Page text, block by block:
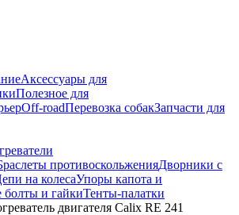
Аксессуары для
Полезное для
Off-roadПеревозка собакЗапчасти для
противоскольженияДворники с
на колесаУпоры капота и
болты и гайкиТенты-палатки
двигателя Calix RE 241